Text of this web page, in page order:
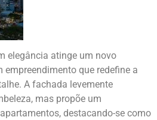
elegância atinge um novo
empreendimento que redefine a
A fachada levemente
mas propõe um
destacando-se como